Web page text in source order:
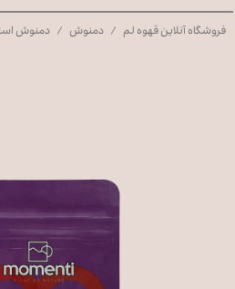
فروشگاه آنلاین قهوه لم دمنوش دمنوش